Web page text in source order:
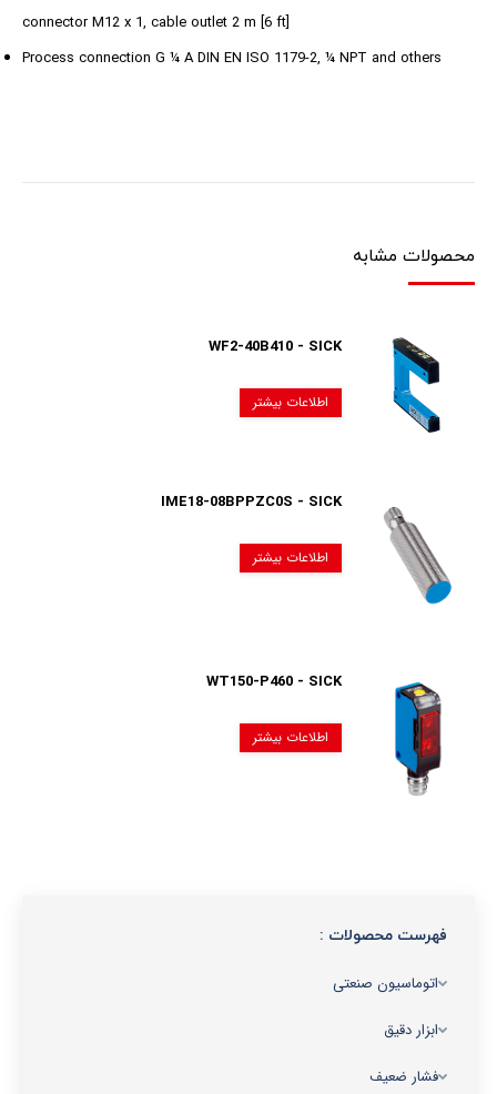
connector M12 x 1, cable outlet 2 m [6 ft]
Process connection G ¼ A DIN EN ISO 1179-2, ¼ NPT and others
محصولات مشابه
WF2-40B410 - SICK
اطلاعات بیشتر
IME18-08BPPZC0S - SICK
اطلاعات بیشتر
WT150-P460 - SICK
اطلاعات بیشتر
فهرست محصولات :
اتوماسیون صنعتی
ابزار دقیق
فشار ضعیف